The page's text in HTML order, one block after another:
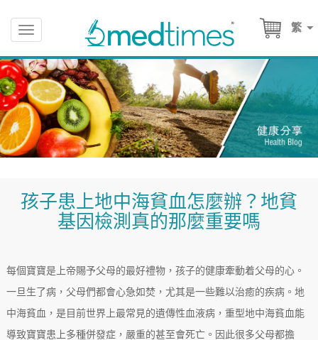
繁
Toggle
navigation
孩子患上地中海貧血怎麼辦？地貧
基因檢測真的那麼重要嗎
每個寶寶是上帝賜予父母的最好禮物，孩子的健康牽動着父母的心。
一旦生了病，父母們都會心急如焚，尤其是一些難以治癒的疾病。地
中海貧血，是目前世界上最常見的遺傳性血液病，重型地中海貧血能
導致寶寶患上多種併發症，嚴重的甚至會死亡。因此很多父母都擔